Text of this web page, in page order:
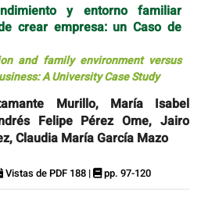
y entorno familiar
crear empresa: un Caso de
and family environment versus
A University Case Study
Murillo, María Isabel
Felipe Pérez Ome, Jairo
Claudia María García Mazo
Vistas de PDF 188 | pp. 97-120